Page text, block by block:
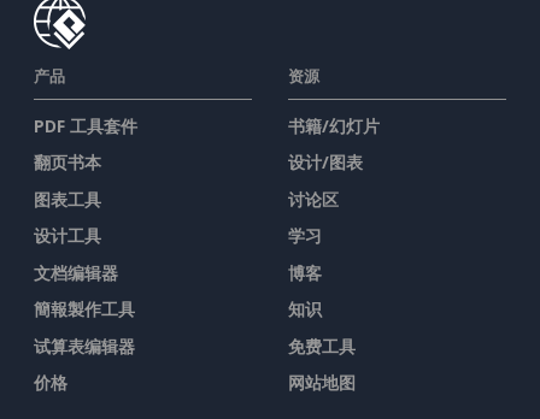
产品
PDF 工具套件
翻页书本
图表工具
设计工具
文档编辑器
簡報製作工具
试算表编辑器
价格
资源
书籍/幻灯片
设计/图表
讨论区
学习
博客
知识
免费工具
网站地图